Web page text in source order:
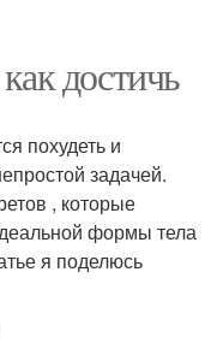
достичь
похудеть и
задачей.
, которые
формы тела
я поделюсь